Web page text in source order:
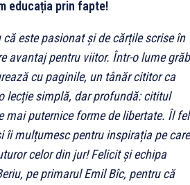
educația prin fapte!
este pasionat și de cărțile scrise în
avantaj pentru viitor. Într-o lume
cu paginile, un tânăr cititor ca
lecție simplă, dar profundă: cititul
mai puternice forme de libertate. Îl
îi mulțumesc pentru inspirația pe
celor din jur! Felicit și echipa
pe primarul Emil Bîc, pentru că